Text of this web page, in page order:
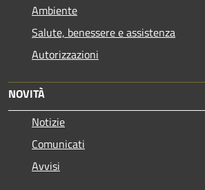
Ambiente
Salute, benessere e assistenza
Autorizzazioni
NOVITÀ
Notizie
Comunicati
Avvisi